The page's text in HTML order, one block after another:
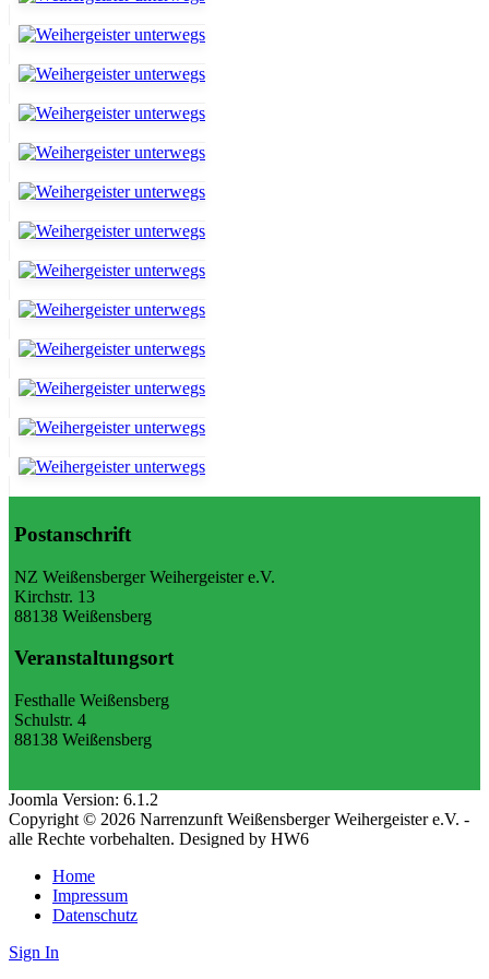
Postanschrift
NZ Weißensberger Weihergeister e.V.
Kirchstr. 13
88138 Weißensberg
Veranstaltungsort
Festhalle Weißensberg
Schulstr. 4
88138 Weißensberg
Joomla Version: 6.1.2
Copyright © 2026 Narrenzunft Weißensberger Weihergeister e.V. -
alle Rechte vorbehalten. Designed by HW6
Home
Impressum
Datenschutz
Sign In